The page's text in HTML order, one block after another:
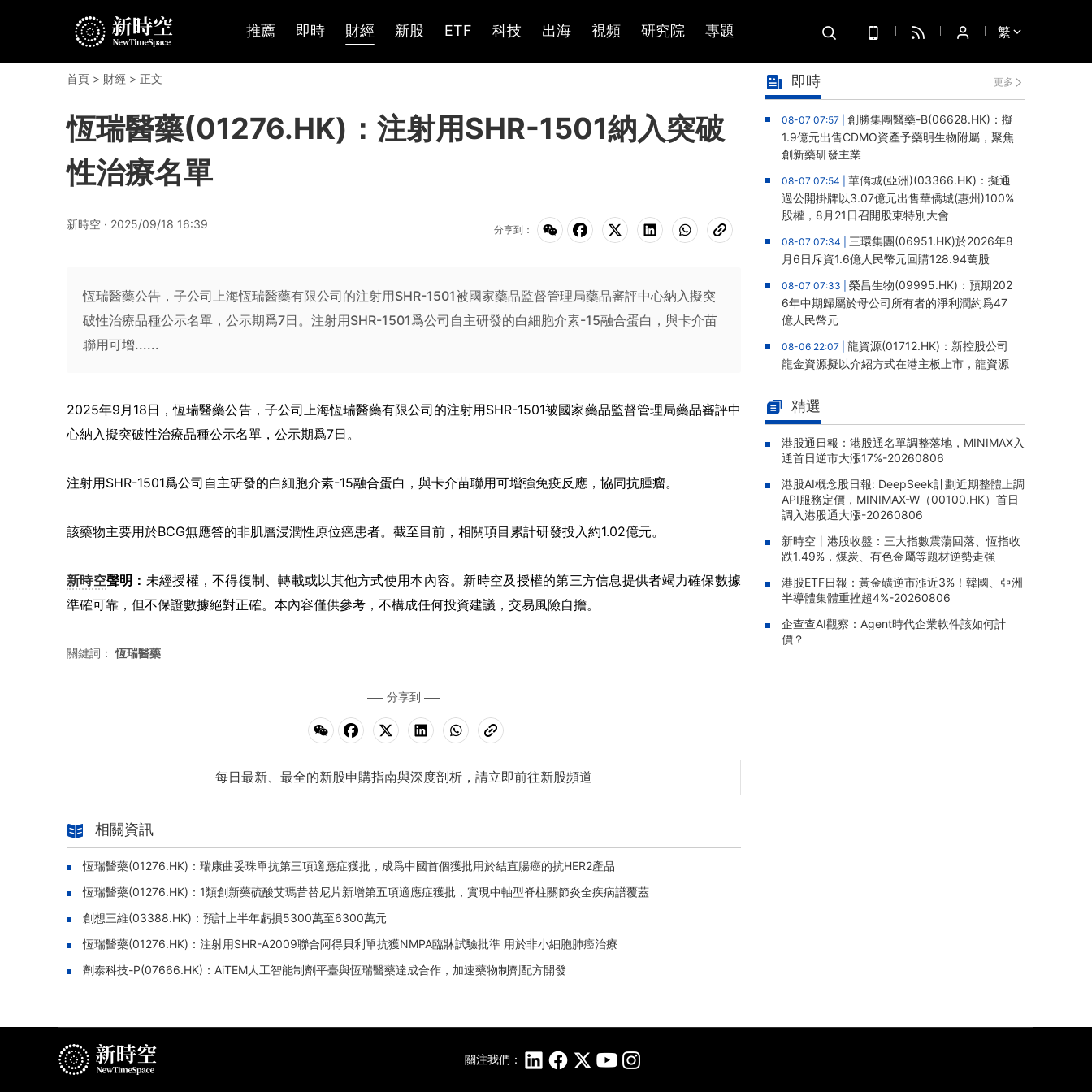
推薦 即時 財經 新股 ETF 科技 出海 視頻 研究院 專題 繁
首頁 > 財經 > 正文
恆瑞醫藥(01276.HK)：注射用SHR-1501納入突破
性治療名單
新時空 · 2025/09/18 16:39 分享到：
恆瑞醫藥公告，子公司上海恆瑞醫藥有限公司的注射用SHR-1501被國家藥品監督管理局藥品審評中心納入擬突
破性治療品種公示名單，公示期爲7日。注射用SHR-1501爲公司自主研發的白細胞介素-15融合蛋白，與卡介苗
聯用可增......
2025年9月18日，恆瑞醫藥公告，子公司上海恆瑞醫藥有限公司的注射用SHR-1501被國家藥品監督管理局藥品審評中
心納入擬突破性治療品種公示名單，公示期爲7日。
注射用SHR-1501爲公司自主研發的白細胞介素-15融合蛋白，與卡介苗聯用可增強免疫反應，協同抗腫瘤。
該藥物主要用於BCG無應答的非肌層浸潤性原位癌患者。截至目前，相關項目累計研發投入約1.02億元。
新時空聲明： 未經授權，不得復制、轉載或以其他方式使用本內容。新時空及授權的第三方信息提供者竭力確保數據
準確可靠，但不保證數據絕對正確。本內容僅供參考，不構成任何投資建議，交易風險自擔。
關鍵詞： 恆瑞醫藥
分享到
每日最新、最全的新股申購指南與深度剖析，請立即前往新股頻道
相關資訊
恆瑞醫藥(01276.HK)：瑞康曲妥珠單抗第三項適應症獲批，成爲中國首個獲批用於結直腸癌的抗HER2產品
恆瑞醫藥(01276.HK)：1類創新藥硫酸艾瑪昔替尼片新增第五項適應症獲批，實現中軸型脊柱關節炎全疾病譜覆蓋
創想三維(03388.HK)：預計上半年虧損5300萬至6300萬元
恆瑞醫藥(01276.HK)：注射用SHR-A2009聯合阿得貝利單抗獲NMPA臨牀試驗批準 用於非小細胞肺癌治療
劑泰科技-P(07666.HK)：AiTEM人工智能制劑平臺與恆瑞醫藥達成合作，加速藥物制劑配方開發
即時 更多
08-07 07:57 | 創勝集團醫藥-B(06628.HK)：擬
1.9億元出售CDMO資產予藥明生物附屬，聚焦
創新藥研發主業
08-07 07:54 | 華僑城(亞洲)(03366.HK)：擬通
過公開掛牌以3.07億元出售華僑城(惠州)100%
股權，8月21日召開股東特別大會
08-07 07:34 | 三環集團(06951.HK)於2026年8
月6日斥資1.6億人民幣元回購128.94萬股
08-07 07:33 | 榮昌生物(09995.HK)：預期202
6年中期歸屬於母公司所有者的淨利潤約爲47
億人民幣元
08-06 22:07 | 龍資源(01712.HK)：新控股公司
龍金資源擬以介紹方式在港主板上市，龍資源
08-06 21:55 |
捷恩泰®（替恩戈替尼片）獲NMPA附條件批準
上市，用於FGFR2融合晚期膽管癌
澳洲成峯高教(01752.HK)：知悉
潛在資料安全事件，已展開調查並通報監管機
構
珠單抗第三項適應症獲批，成爲中國首個獲批
用於結直腸癌的抗HER2產品
08-06 21:28 |恆瑞醫藥(01276.HK)：1類創新藥
硫酸艾瑪昔替尼片新增第五項適應症獲批，實
現中軸型脊柱關節炎全疾病譜覆蓋
精選
港股通日報：港股通名單調整落地，MINIMAX入
通首日逆市大漲17%-20260806
港股AI概念股日報: DeepSeek計劃近期整體上調
API服務定價，MINIMAX-W（00100.HK）首日
調入港股通大漲-20260806
新時空丨港股收盤：三大指數震蕩回落、恆指收
跌1.49%，煤炭、有色金屬等題材逆勢走強
港股ETF日報：黃金礦逆市漲近3%！韓國、亞洲
半導體集體重挫超4%-20260806
企查查AI觀察：Agent時代企業軟件該如何計
價？
關注我們：